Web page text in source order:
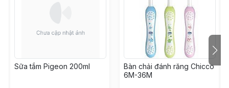
Sữa tắm Pigeon 200ml
Bàn chải đánh răng Chicco
6M-36M